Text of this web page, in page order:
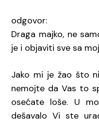
odgovor:
Draga majko, ne
je i objaviti sve sa
Jako mi je žao što
nemojte da Vas to
osećate loše. U
dešavalo Vi ste